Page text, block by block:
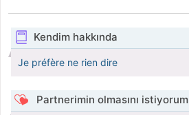
Kendim hakkında
Je préfère ne rien dire
Partnerimin olmasını istiyorum